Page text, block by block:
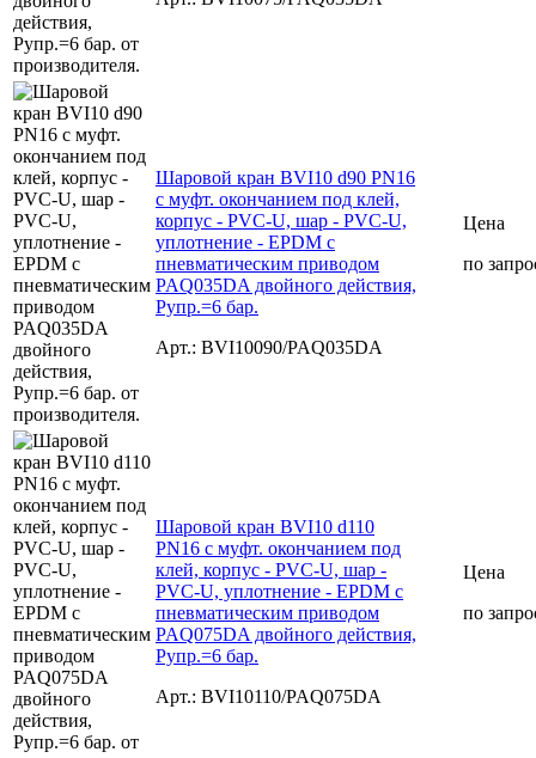
Шаровой кран BVI10 d90 PN16
с муфт. окончанием под клей,
корпус - PVC-U, шар - PVC-U,
уплотнение - EPDM с
пневматическим приводом
PAQ035DA двойного действия,
Рупр.=6 бар.
Арт.: BVI10090/PAQ035DA
Цена
по
Шаровой кран BVI10 d110
PN16 с муфт. окончанием под
клей, корпус - PVC-U, шар -
PVC-U, уплотнение - EPDM с
пневматическим приводом
PAQ075DA двойного действия,
Рупр.=6 бар.
Арт.: BVI10110/PAQ075DA
Цена
по